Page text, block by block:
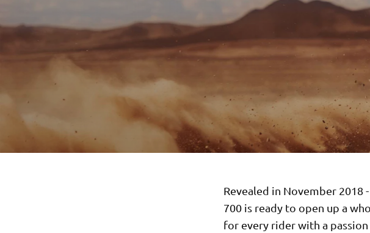
Revealed in November 2018
700 is ready to open up a
for every rider with a